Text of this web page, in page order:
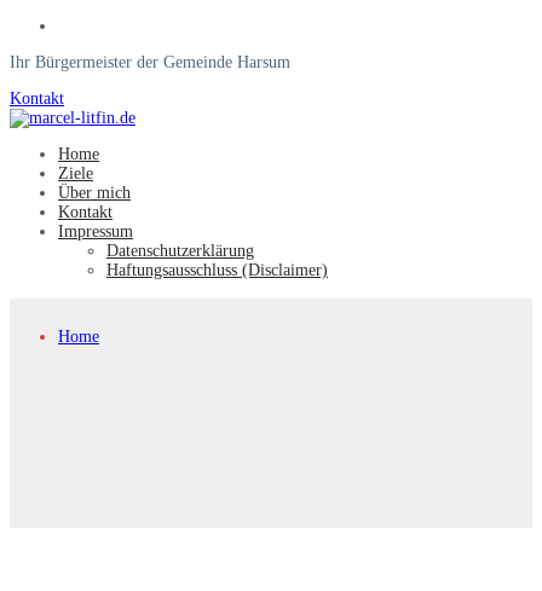
Ihr Bürgermeister der Gemeinde Harsum
Kontakt
Home
Ziele
Über mich
Kontakt
Impressum
Datenschutzerklärung
Haftungsausschluss (Disclaimer)
Home